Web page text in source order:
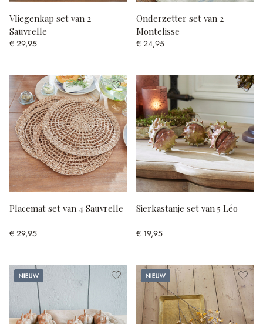
Vliegenkap set van 2
Sauvrelle
€ 29,95
Onderzetter set van 2
Montelisse
€ 24,95
Placemat set van 4 Sauvrelle
€ 29,95
Sierkastanje set van 5 Léo
€ 19,95
Nieuw Nieuw